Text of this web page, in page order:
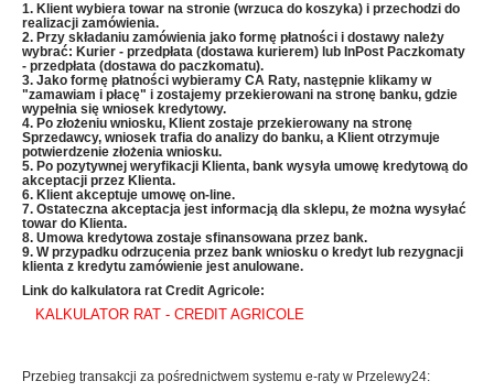
1. Klient wybiera towar na stronie (wrzuca do koszyka) i przechodzi do
realizacji zamówienia.
2. Przy składaniu zamówienia jako formę płatności i dostawy należy
wybrać: Kurier - przedpłata (dostawa kurierem) lub InPost Paczkomaty
- przedpłata (dostawa do paczkomatu).
3. Jako formę płatności wybieramy CA Raty, następnie klikamy w
"zamawiam i płacę" i zostajemy przekierowani na stronę banku, gdzie
wypełnia się wniosek kredytowy.
4. Po złożeniu wniosku, Klient zostaje przekierowany na stronę
Sprzedawcy, wniosek trafia do analizy do banku, a Klient otrzymuje
potwierdzenie złożenia wniosku.
5. Po pozytywnej weryfikacji Klienta, bank wysyła umowę kredytową do
akceptacji przez Klienta.
6. Klient akceptuje umowę on-line.
7. Ostateczna akceptacja jest informacją dla sklepu, że można wysyłać
towar do Klienta.
8. Umowa kredytowa zostaje sfinansowana przez bank.
9. W przypadku odrzucenia przez bank wniosku o kredyt lub rezygnacji
klienta z kredytu zamówienie jest anulowane.
Link do kalkulatora rat Credit Agricole:
KALKULATOR RAT - CREDIT AGRICOLE
Przebieg transakcji za pośrednictwem systemu e-raty w Przelewy24: